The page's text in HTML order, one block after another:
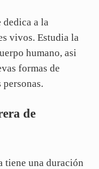
dedica a la
vivos. Estudia la
humano, asi
formas de
de
tiene una duración